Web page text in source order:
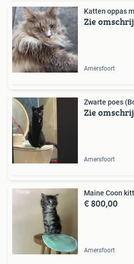
Katten oppas
Zie
Amersfoort
Zwarte poes
Zie
Amersfoort
Maine Coon
€ 800,00
Amersfoort